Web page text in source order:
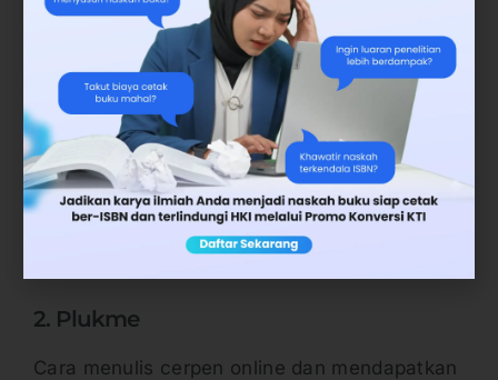
yang menurut saya cocok untuk digeluti bagi
Anda yang ingin mencoba peruntungan
dengan menulis cerpen online dan
mendapatkan bayaran. Di Vebma sebenarnya
kita tidak hanya bisa menulis dan menerbitkan
Cerpen saja melainkan kita pun bisa
menuliskan tulisan-tulisan informatif lainnya
seperti tulisan opini, edukasi hingga tulisan
berita dan tulisan-tulisan umum lainnya.
2. Plukme
Cara menulis cerpen online dan mendapatkan